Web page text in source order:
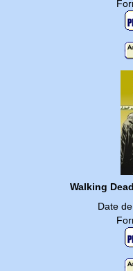
Walking
Date